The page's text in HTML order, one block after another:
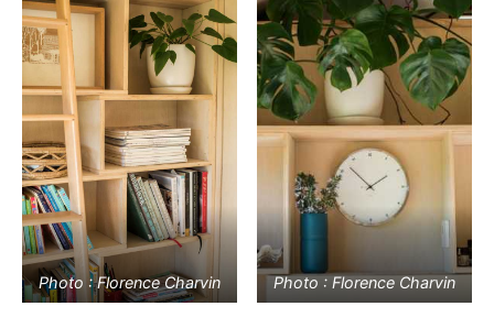
Photo : Florence Charvin Photo : Florence Charvin